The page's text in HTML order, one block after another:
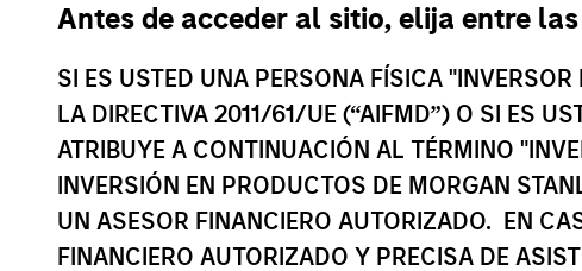
Antes de acceder al sitio, elija entre
SI ES USTED UNA PERSONA FÍSICA
LA DIRECTIVA 2011/61/UE (“AIFMD”) O SI ES
ATRIBUYE A CONTINUACIÓN AL TÉRMINO
INVERSIÓN EN PRODUCTOS DE MORGAN
UN ASESOR FINANCIERO AUTORIZADO. EN
FINANCIERO AUTORIZADO Y PRECISA DE
Guodong
Network